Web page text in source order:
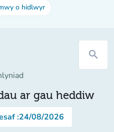
o hidlwyr
search
ar gau heddiw
:24/08/2026